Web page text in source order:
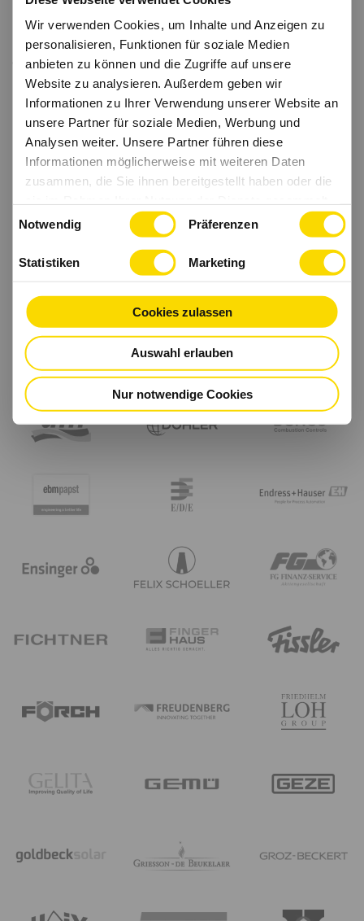
Wir verwenden Cookies, um Inhalte und Anzeigen zu
personalisieren, Funktionen für soziale Medien
anbieten zu können und die Zugriffe auf unsere
Website zu analysieren. Außerdem geben wir
Informationen zu Ihrer Verwendung unserer Website an
unsere Partner für soziale Medien, Werbung und
Analysen weiter. Unsere Partner führen diese
Informationen möglicherweise mit weiteren Daten
zusammen, die Sie ihnen bereitgestellt haben oder die
haben.
Notwendig Präferenzen
Statistiken Marketing
Cookies zulassen
Auswahl erlauben
Nur notwendige Cookies